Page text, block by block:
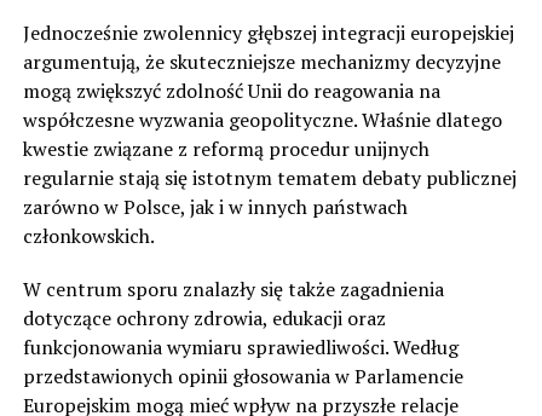
Jednocześnie zwolennicy głębszej integracji europejskiej
argumentują, że skuteczniejsze mechanizmy decyzyjne
mogą zwiększyć zdolność Unii do reagowania na
współczesne wyzwania geopolityczne. Właśnie dlatego
kwestie związane z reformą procedur unijnych
regularnie stają się istotnym tematem debaty publicznej
zarówno w Polsce, jak i w innych państwach
członkowskich.
W centrum sporu znalazły się także zagadnienia
dotyczące ochrony zdrowia, edukacji oraz
funkcjonowania wymiaru sprawiedliwości. Według
przedstawionych opinii głosowania w Parlamencie
Europejskim mogą mieć wpływ na przyszłe relacje